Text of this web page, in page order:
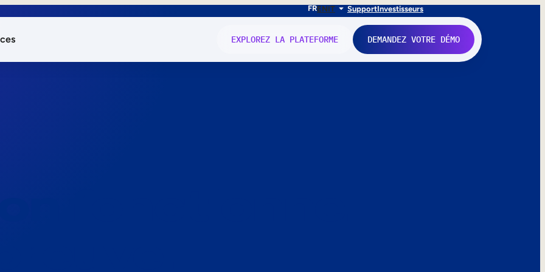
FRENIT SupportInvestisseurs
EXPLOREZ LA PLATEFORME DEMANDEZ VOTRE DÉMO